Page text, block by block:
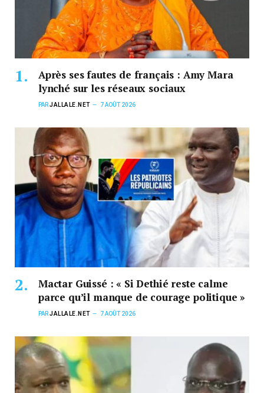
Après ses fautes de français : Amy Mara
lynché sur les réseaux sociaux
PARJALLALE.NET 7 AOÛT 2026
Mactar Guissé : « Si Dethié reste calme
parce qu’il manque de courage politique »
PARJALLALE.NET 7 AOÛT 2026